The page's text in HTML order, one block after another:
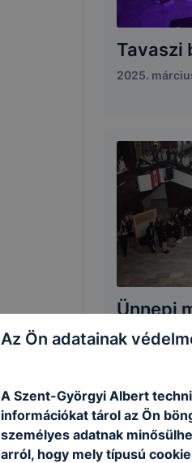
Tavaszi
2025.
Ünnepi
2024.
Az Ön adatainak
A Szent-Györgyi Albert
információkat tárol az Ön
személyes adatnak
arról, hogy mely típusú